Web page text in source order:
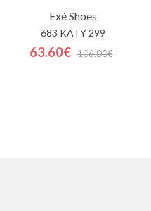
Exé Shoes
683 KATY 299
63.60€ 106.00€